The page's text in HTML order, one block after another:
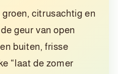
citrusachtig en
geur van open
buiten, frisse
“laat de zomer